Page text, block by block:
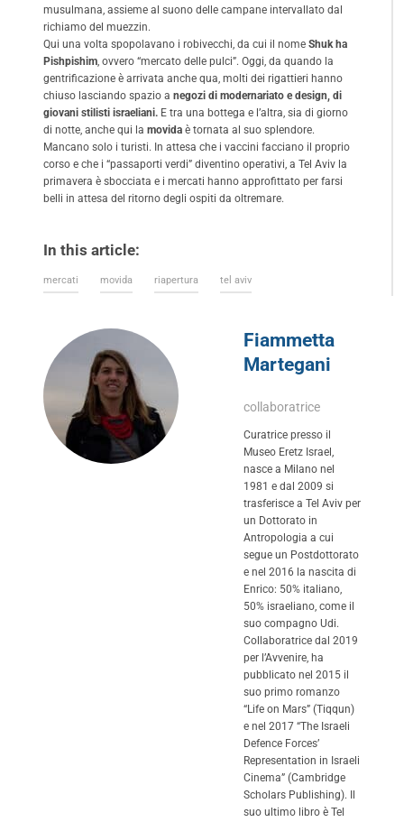
musulmana, assieme al suono delle campane intervallato dal
richiamo del muezzin.
Qui una volta spopolavano i robivecchi, da cui il nome Shuk ha
Pishpishim, ovvero “mercato delle pulci”. Oggi, da quando la
gentrificazione è arrivata anche qua, molti dei rigattieri hanno
chiuso lasciando spazio a negozi di modernariato e design, di
giovani stilisti israeliani. E tra una bottega e l’altra, sia di giorno
di notte, anche qui la movida è tornata al suo splendore.
Mancano solo i turisti. In attesa che i vaccini facciano il proprio
corso e che i “passaporti verdi” diventino operativi, a Tel Aviv la
primavera è sbocciata e i mercati hanno approfittato per farsi
belli in attesa del ritorno degli ospiti da oltremare.
In this article:
mercati movida riapertura tel aviv
Fiammetta
Martegani
collaboratrice
Curatrice presso il
Museo Eretz Israel,
nasce a Milano nel
1981 e dal 2009 si
trasferisce a Tel Aviv per
un Dottorato in
Antropologia a cui
segue un Postdottorato
e nel 2016 la nascita di
Enrico: 50% italiano,
50% israeliano, come il
suo compagno Udi.
Collaboratrice dal 2019
per l’Avvenire, ha
pubblicato nel 2015 il
suo primo romanzo
“Life on Mars” (Tiqqun)
e nel 2017 “The Israeli
Defence Forces’
Representation in Israeli
Cinema” (Cambridge
Scholars Publishing). Il
suo ultimo libro è Tel